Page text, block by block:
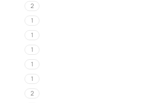
2
1
1
1
1
1
2